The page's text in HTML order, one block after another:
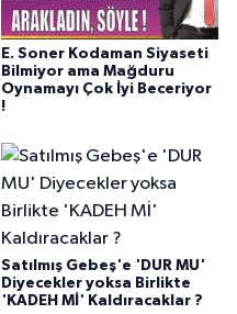
E. Soner Kodaman Siyaseti
Bilmiyor ama Mağduru
Oynamayı Çok İyi Beceriyor
!
Satılmış Gebeş'e 'DUR MU'
Diyecekler yoksa Birlikte
'KADEH Mİ' Kaldıracaklar ?